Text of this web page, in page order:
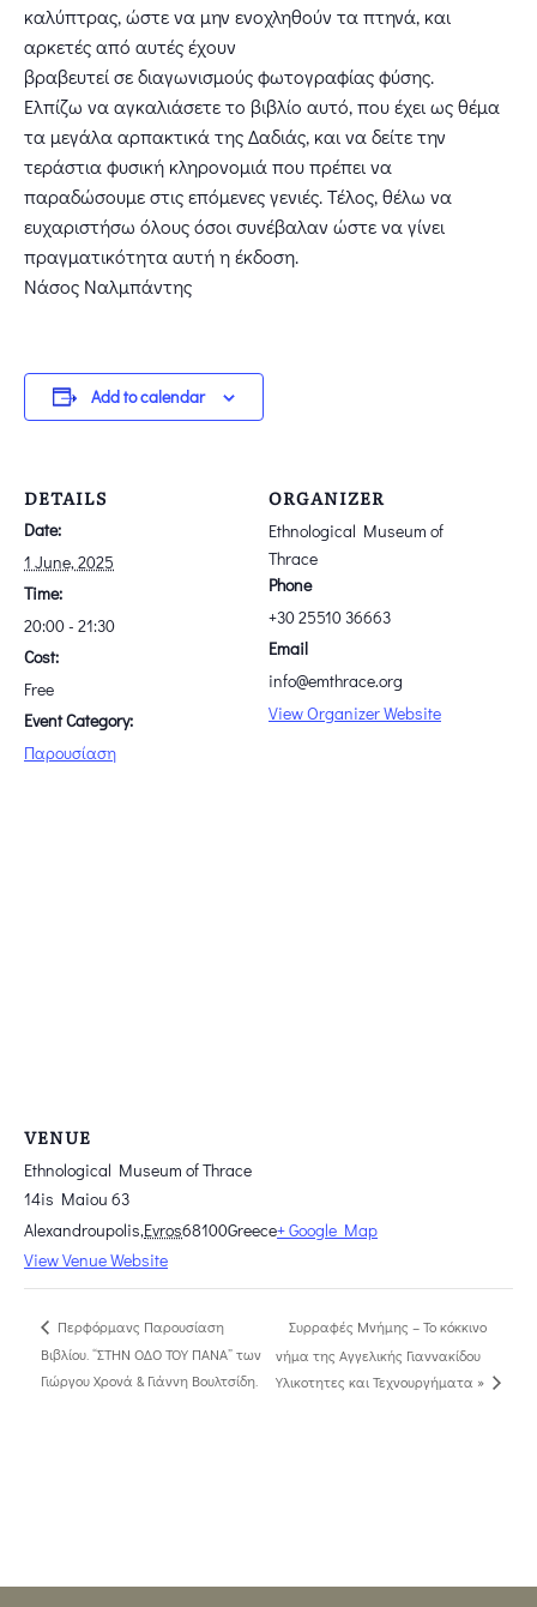
καλύπτρας, ώστε να μην ενοχληθούν τα πτηνά, και
αρκετές από αυτές έχουν
βραβευτεί σε διαγωνισμούς φωτογραφίας φύσης.
Ελπίζω να αγκαλιάσετε το βιβλίο αυτό, που έχει ως θέμα
τα μεγάλα αρπακτικά της Δαδιάς, και να δείτε την
τεράστια φυσική κληρονομιά που πρέπει να
παραδώσουμε στις επόμενες γενιές. Τέλος, θέλω να
ευχαριστήσω όλους όσοι συνέβαλαν ώστε να γίνει
πραγματικότητα αυτή η έκδοση.
Νάσος Ναλμπάντης
Add to calendar
DETAILS
Date:
1 June, 2025
Time:
20:00 - 21:30
Cost:
Free
Event Category:
Παρουσίαση
ORGANIZER
Ethnological Museum of
Thrace
Phone
+30 25510 36663
Email
info@emthrace.org
View Organizer Website
VENUE
Ethnological Museum of Thrace
14is Maiou 63
Alexandroupolis,Evros68100Greece+ Google Map
View Venue Website
Περφόρμανς Παρουσίαση
Βιβλίου. “ΣΤΗΝ ΟΔΟ ΤΟΥ ΠΑΝΑ” των
Γιώργου Χρονά & Γιάννη Βουλτσίδη.
Συρραφές Μνήμης – Το κόκκινο
νήμα της Αγγελικής Γιαννακίδου
Υλικοτητες και Τεχνουργήματα »